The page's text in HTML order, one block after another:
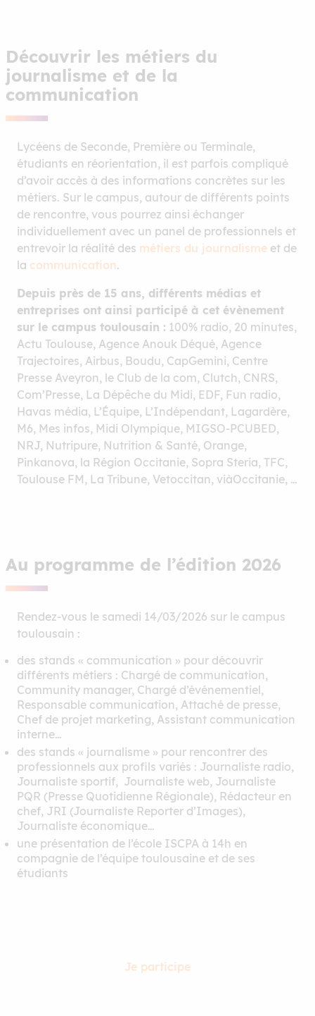
Découvrir les métiers du
journalisme et de la
communication
Lycéens de Seconde, Première ou Terminale,
étudiants en réorientation, il est parfois compliqué
d’avoir accès à des informations concrètes sur les
métiers. Sur le campus, autour de différents points
de rencontre, vous pourrez ainsi échanger
individuellement avec un panel de professionnels et
entrevoir la réalité des métiers du journalisme et de
la communication.
Depuis près de 15 ans, différents médias et
entreprises ont ainsi participé à cet évènement
sur le campus toulousain : 100% radio, 20 minutes,
Actu Toulouse, Agence Anouk Déqué, Agence
Trajectoires, Airbus, Boudu, CapGemini, Centre
Presse Aveyron, le Club de la com, Clutch, CNRS,
Com’Presse, La Dépêche du Midi, EDF, Fun radio,
Havas média, L’Équipe, L’Indépendant, Lagardère,
M6, Mes infos, Midi Olympique, MIGSO-PCUBED,
NRJ, Nutripure, Nutrition & Santé, Orange,
Pinkanova, la Région Occitanie, Sopra Steria, TFC,
Toulouse FM, La Tribune, Vetoccitan, viàOccitanie, …
Au programme de l’édition 2026
Rendez-vous le samedi 14/03/2026 sur le campus
toulousain :
des stands « communication » pour découvrir
différents métiers : Chargé de communication,
Community manager, Chargé d’événementiel,
Responsable communication, Attaché de presse,
Chef de projet marketing, Assistant communication
interne…
des stands « journalisme » pour rencontrer des
professionnels aux profils variés : Journaliste radio,
Journaliste sportif, Journaliste web, Journaliste
PQR (Presse Quotidienne Régionale), Rédacteur en
chef, JRI (Journaliste Reporter d’Images),
Journaliste économique…
une présentation de l’école ISCPA à 14h en
compagnie de l’équipe toulousaine et de ses
étudiants
Je participe